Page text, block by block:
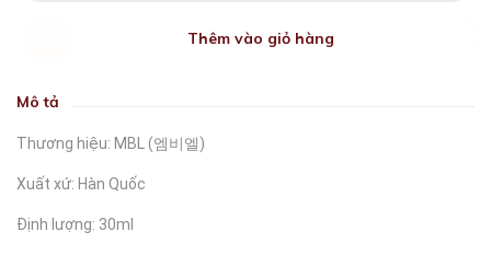
Thêm vào giỏ hàng
Mô tả
Thương hiệu: MBL (엠비엘)
Xuất xứ: Hàn Quốc
Định lượng: 30ml